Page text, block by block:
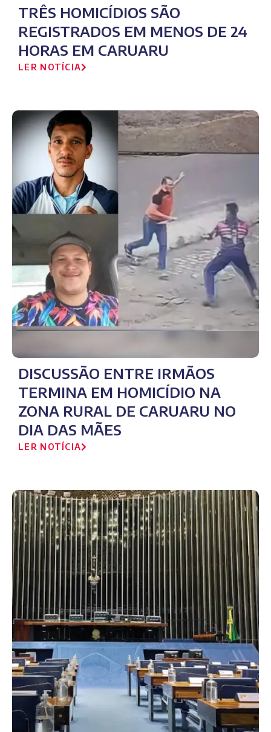
TRÊS HOMICÍDIOS SÃO
REGISTRADOS EM MENOS DE 24
HORAS EM CARUARU
LER NOTÍCIA
DISCUSSÃO ENTRE IRMÃOS
TERMINA EM HOMICÍDIO NA
ZONA RURAL DE CARUARU NO
DIA DAS MÃES
LER NOTÍCIA